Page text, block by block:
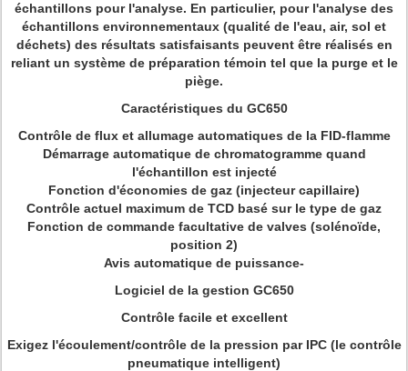
échantillons pour l'analyse. En particulier, pour l'analyse des
échantillons environnementaux (qualité de l'eau, air, sol et
déchets) des résultats satisfaisants peuvent être réalisés en
reliant un système de préparation témoin tel que la purge et le
piège.
Caractéristiques du GC650
Contrôle de flux et allumage automatiques de la FID-flamme
Démarrage automatique de chromatogramme quand
l'échantillon est injecté
Fonction d'économies de gaz (injecteur capillaire)
Contrôle actuel maximum de TCD basé sur le type de gaz
Fonction de commande facultative de valves (solénoïde,
position 2)
Avis automatique de puissance-
Logiciel de la gestion GC650
Contrôle facile et excellent
Exigez l'écoulement/contrôle de la pression par IPC (le contrôle
pneumatique intelligent)